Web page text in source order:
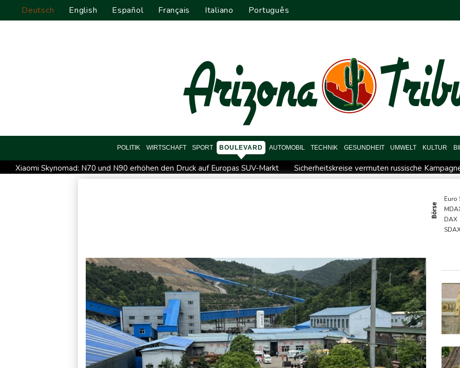
Deutsch English Español Français Italiano Português
POLITIK WIRTSCHAFT SPORT BOULEVARD AUTOMOBIL TECHNIK GESUNDHEIT UMWELT KULTUR
Xiaomi Skynomad: N70 und N90 erhöhen den Druck auf Europas SUV-Markt
Sicherheitskreise vermuten russische
Frankreichs Außenminister Barrot
Norwegens Fußball-Verband fordert
Verweigerter Dopingtest: NADA will
Börse
Euro
DAX